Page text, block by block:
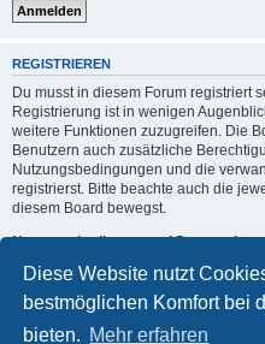
Diese Website nutzt
bestmöglichen Komfort bei
bieten. Mehr erfahren
REGISTRIEREN
Du musst in diesem Forum registriert
Registrierung ist in wenigen
weitere Funktionen zuzugreifen. Die
Benutzern auch zusätzliche
Nutzungsbedingungen und die
registrierst. Bitte beachte auch die
diesem Board bewegst.
Nutzungsbedingungen|
Registrieren